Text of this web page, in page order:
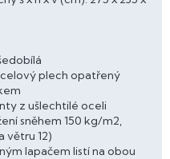
plech opatřený
z ušlechtilé oceli
sněhem 150 kg/m2,
větru 12)
lapačem listí na obou